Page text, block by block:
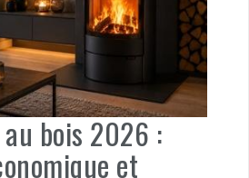
bois 2026 :
et